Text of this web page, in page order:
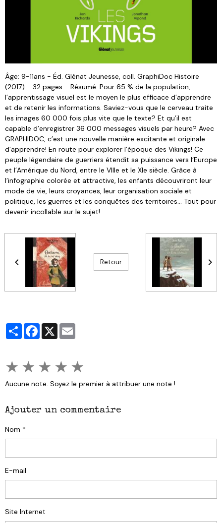
Âge: 9-11ans - Éd. Glénat Jeunesse, coll. GraphiDoc Histoire
(2017) - 32 pages - Résumé: Pour 65 % de la population,
l’apprentissage visuel est le moyen le plus efficace d’apprendre
et de retenir les informations. Saviez-vous que le cerveau traite
les images 60 000 fois plus vite que le texte? Et qu’il est
capable d’enregistrer 36 000 messages visuels par heure? Avec
GRAPHIDOC, c’est une nouvelle manière excitante et originale
d’apprendre! En route pour explorer l’époque des Vikings! Ce
peuple légendaire de guerriers étendit sa puissance vers l’Europe
et l’Amérique du Nord, entre le VIIIe et le XIe siècle. Grâce à
l’infographie colorée et attractive, les enfants découvriront leur
mode de vie, leurs croyances, leur organisation sociale et
politique, les guerres et les conquêtes des territoires… Tout pour
devenir incollable sur le sujet!
Retour
PartagerFacebook
X
★ ★ ★ ★ ★
Aucune note. Soyez le premier à attribuer une note !
Ajouter un commentaire
Nom
E-mail
Site Internet